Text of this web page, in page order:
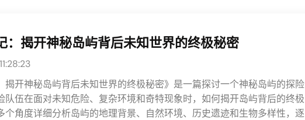
：揭开神秘岛屿背后未知世界的终极秘密
揭开神秘岛屿背后未知世界的终极秘密》是一篇探讨一个神秘岛屿的探险
队伍在面对未知危险、复杂环境和奇特现象时，如何揭开岛屿背后的终极
个角度详细分析岛屿的地理背景、自然环境、历史遗迹和生物多样性，逐